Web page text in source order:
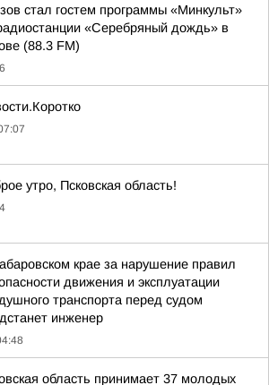
стал гостем программы «Минкульт»
«Серебряный дождь» в
(88.3 FM)
утро, Псковская область!
крае за нарушение правил
движения и эксплуатации
транспорта перед судом
инженер
область принимает 37 молодых